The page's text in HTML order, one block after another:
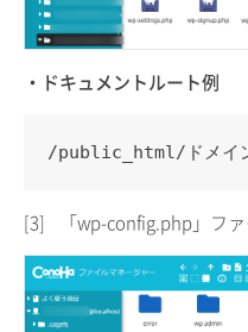
・ドキュメントルート例
/public_html/ドメイ
[3] 「wp-config.php」フ